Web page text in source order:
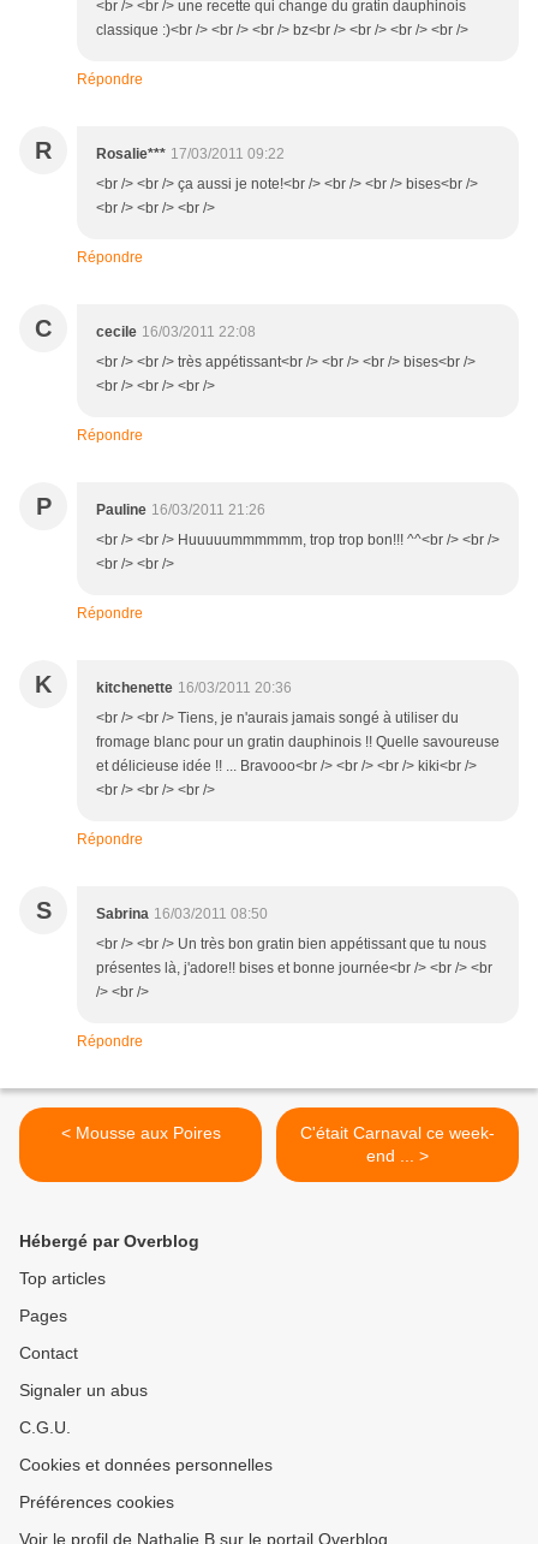
<br /> <br /> une recette qui change du gratin dauphinois
classique :)<br /> <br /> <br /> bz<br /> <br /> <br /> <br />
Répondre
R Rosalie*** 17/03/2011 09:22
<br /> <br /> ça aussi je note!<br /> <br /> <br /> bises<br />
<br /> <br /> <br />
Répondre
C cecile 16/03/2011 22:08
<br /> <br /> très appétissant<br /> <br /> <br /> bises<br />
<br /> <br /> <br />
Répondre
P Pauline 16/03/2011 21:26
<br /> <br /> Huuuuummmmmm, trop trop bon!!! ^^<br /> <br />
<br /> <br />
Répondre
K kitchenette 16/03/2011 20:36
<br /> <br /> Tiens, je n'aurais jamais songé à utiliser du
fromage blanc pour un gratin dauphinois !! Quelle savoureuse
et délicieuse idée !! ... Bravooo<br /> <br /> <br /> kiki<br />
<br /> <br /> <br />
Répondre
S Sabrina 16/03/2011 08:50
<br /> <br /> Un très bon gratin bien appétissant que tu nous
présentes là, j'adore!! bises et bonne journée<br /> <br /> <br
/> <br />
Répondre
< Mousse aux Poires
C'était Carnaval ce week-
end ... >
Hébergé par Overblog
Top articles
Pages
Contact
Signaler un abus
C.G.U.
Cookies et données personnelles
Préférences cookies
Voir le profil de Nathalie B sur le portail Overblog